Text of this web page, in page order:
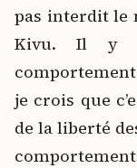
pas interdit le
Kivu. Il y
je crois que
de la liberté